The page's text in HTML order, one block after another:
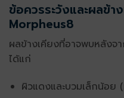
ข้อควรระวังและผลข้า
Morpheus8
ผลข้างเคียงที่อาจพบหลังจา
ได้แก่
ผิวแดงและบวมเล็กน้อย